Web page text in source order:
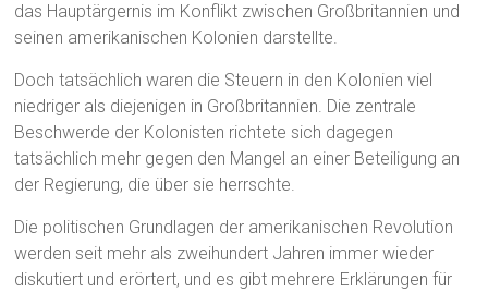
das Hauptärgernis im Konflikt zwischen Großbritannien und
seinen amerikanischen Kolonien darstellte.
Doch tatsächlich waren die Steuern in den Kolonien viel
niedriger als diejenigen in Großbritannien. Die zentrale
Beschwerde der Kolonisten richtete sich dagegen
tatsächlich mehr gegen den Mangel an einer Beteiligung an
der Regierung, die über sie herrschte.
Die politischen Grundlagen der amerikanischen Revolution
werden seit mehr als zweihundert Jahren immer wieder
diskutiert und erörtert, und es gibt mehrere Erklärungen für